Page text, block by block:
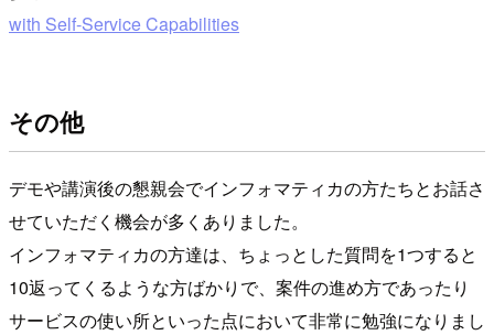
with Self-Service Capabilities
その他
デモや講演後の懇親会でインフォマティカの方たちとお話さ
せていただく機会が多くありました。
インフォマティカの方達は、ちょっとした質問を1つすると
10返ってくるような方ばかりで、案件の進め方であったり
サービスの使い所といった点において非常に勉強になりまし